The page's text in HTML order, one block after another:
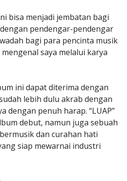
bisa menjadi jembatan bagi
pendengar-pendengar
bagi para pencinta musik
saya melalui karya
ini dapat diterima dengan
lebih dulu akrab dengan
dengan penuh harap. “LUAP”
debut, namun juga sebuah
dan curahan hati
siap mewarnai industri